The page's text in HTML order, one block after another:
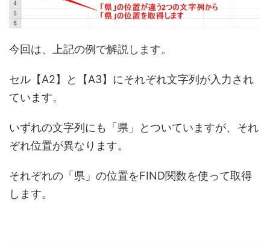
今回は、上記の例で解説します。
セル【A2】と【A3】にそれぞれ文字列が入力され
ています。
いずれの文字列にも「県」とついていますが、それ
ぞれ位置が異なります。
それぞれの「県」の位置をFIND関数を使って取得
します。